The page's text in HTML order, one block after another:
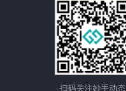
扫码关注妙手动态